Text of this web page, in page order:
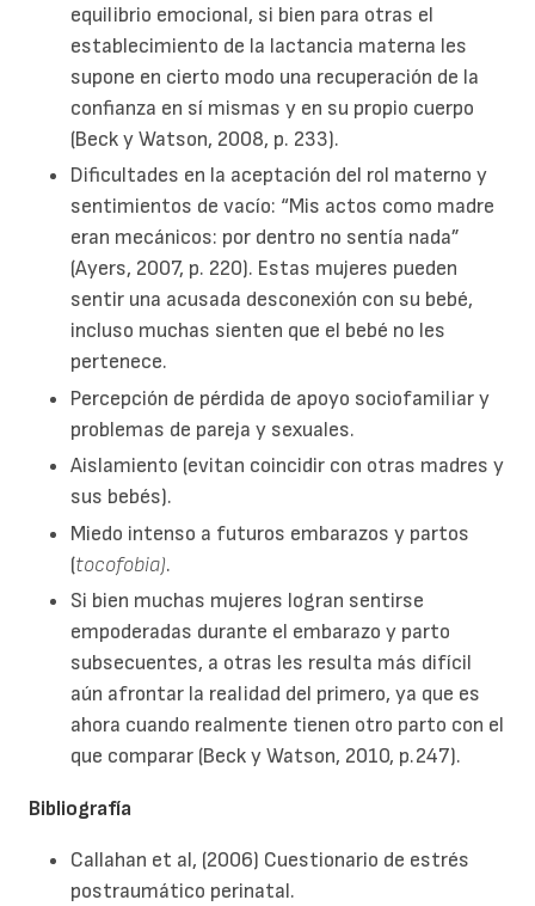
equilibrio emocional, si bien para otras el
establecimiento de la lactancia materna les
supone en cierto modo una recuperación de la
confianza en sí mismas y en su propio cuerpo
(Beck y Watson, 2008, p. 233).
Dificultades en la aceptación del rol materno y
sentimientos de vacío: “Mis actos como madre
eran mecánicos: por dentro no sentía nada”
(Ayers, 2007, p. 220). Estas mujeres pueden
sentir una acusada desconexión con su bebé,
incluso muchas sienten que el bebé no les
pertenece.
Percepción de pérdida de apoyo sociofamiliar y
problemas de pareja y sexuales.
Aislamiento (evitan coincidir con otras madres y
sus bebés).
Miedo intenso a futuros embarazos y partos
(tocofobia).
Si bien muchas mujeres logran sentirse
empoderadas durante el embarazo y parto
subsecuentes, a otras les resulta más difícil
aún afrontar la realidad del primero, ya que es
ahora cuando realmente tienen otro parto con el
que comparar (Beck y Watson, 2010, p.247).
Bibliografía
Callahan et al, (2006) Cuestionario de estrés
postraumático perinatal.